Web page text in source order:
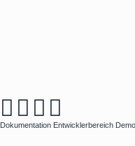
Dokumentation Entwicklerbereich Demo